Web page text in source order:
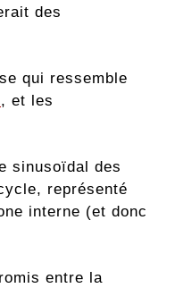
des
qui ressemble
, et les
sinusoïdal des
représenté
interne (et donc
entre la